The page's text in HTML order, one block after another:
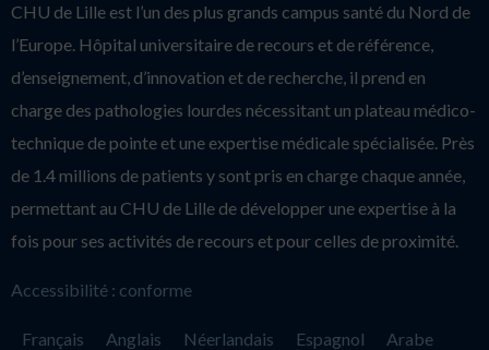
CHU de Lille est l’un des plus grands campus santé du Nord de
l’Europe. Hôpital universitaire de recours et de référence,
d’enseignement, d’innovation et de recherche, il prend en
charge des pathologies lourdes nécessitant un plateau médico-
technique de pointe et une expertise médicale spécialisée. Près
de 1.4 millions de patients y sont pris en charge chaque année,
permettant au CHU de Lille de développer une expertise à la
fois pour ses activités de recours et pour celles de proximité.
Accessibilité : conforme
Français Anglais Néerlandais Espagnol
Arabe